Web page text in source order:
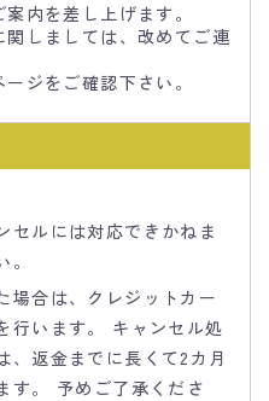
内を差し上げます。
しましては、改めてご連
ジをご確認下さい。
セルには対応できかねま
場合は、クレジットカー
行います。 キャンセル処
、返金までに長くて2カ月
す。 予めご了承くださ